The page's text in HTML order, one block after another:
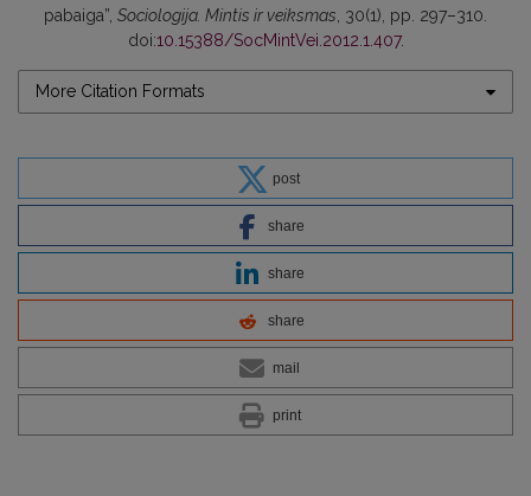
pabaiga”, Sociologija. Mintis ir veiksmas , 30(1), pp. 297–310.
doi:10.15388/SocMintVei.2012.1.407.
More Citation Formats
post
share
share
share
mail
print